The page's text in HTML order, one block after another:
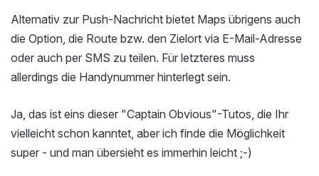
Alternativ zur Push-Nachricht bietet Maps übrigens auch
die Option, die Route bzw. den Zielort via E-Mail-Adresse
oder auch per SMS zu teilen. Für letzteres muss
allerdings die Handynummer hinterlegt sein.
Ja, das ist eins dieser "Captain Obvious"-Tutos, die Ihr
vielleicht schon kanntet, aber ich finde die Möglichkeit
super - und man übersieht es immerhin leicht ;-)